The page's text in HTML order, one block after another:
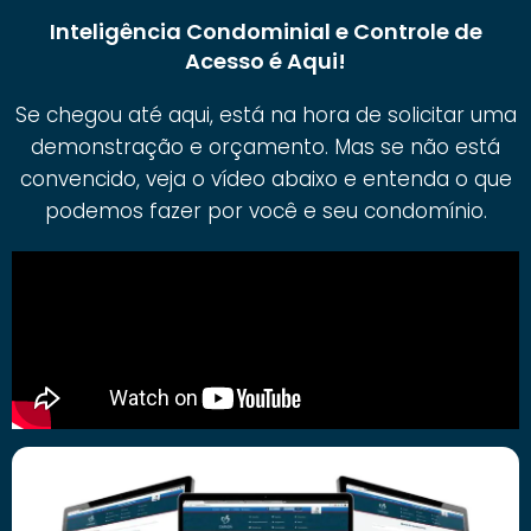
Inteligência Condominial e Controle de
Acesso é Aqui!
Se chegou até aqui, está na hora de solicitar uma
demonstração e orçamento. Mas se não está
convencido, veja o vídeo abaixo e entenda o que
podemos fazer por você e seu condomínio.